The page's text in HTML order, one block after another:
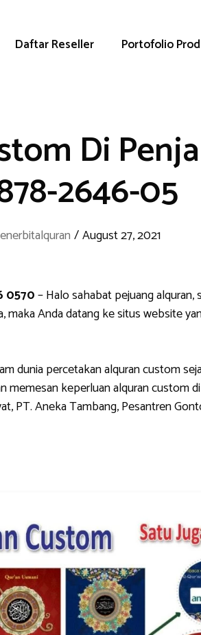
Daftar Reseller Portofolio
Di
2646-05
/August 27, 2021
0570– Halo sahabat pejuang
Anda datang ke situs website
dunia percetakan alquran custom
keperluan alquran custom
PT. Aneka Tambang, Pesantren